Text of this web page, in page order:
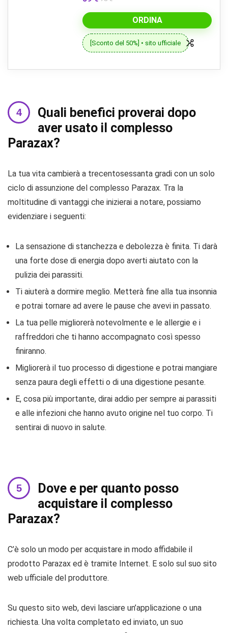
ORDINA
[Sconto del 50%] • sito ufficiale
Quali benefici proverai dopo
aver usato il complesso
Parazax?
La tua vita cambierà a trecentosessanta gradi con un solo
ciclo di assunzione del complesso Parazax. Tra la
moltitudine di vantaggi che inizierai a notare, possiamo
evidenziare i seguenti:
La sensazione di stanchezza e debolezza è finita. Ti darà
una forte dose di energia dopo averti aiutato con la
pulizia dei parassiti.
Ti aiuterà a dormire meglio. Metterà fine alla tua insonnia
e potrai tornare ad avere le pause che avevi in ​​passato.
La tua pelle migliorerà notevolmente e le allergie e i
raffreddori che ti hanno accompagnato così spesso
finiranno.
Migliorerà il tuo processo di digestione e potrai mangiare
senza paura degli effetti o di una digestione pesante.
E, cosa più importante, dirai addio per sempre ai parassiti
e alle infezioni che hanno avuto origine nel tuo corpo. Ti
sentirai di nuovo in salute.
Dove e per quanto posso
acquistare il complesso
Parazax?
C’è solo un modo per acquistare in modo affidabile il
prodotto Parazax ed è tramite Internet. E solo sul suo sito
web ufficiale del produttore.
Su questo sito web, devi lasciare un’applicazione o una
richiesta. Una volta completato ed inviato, un suo